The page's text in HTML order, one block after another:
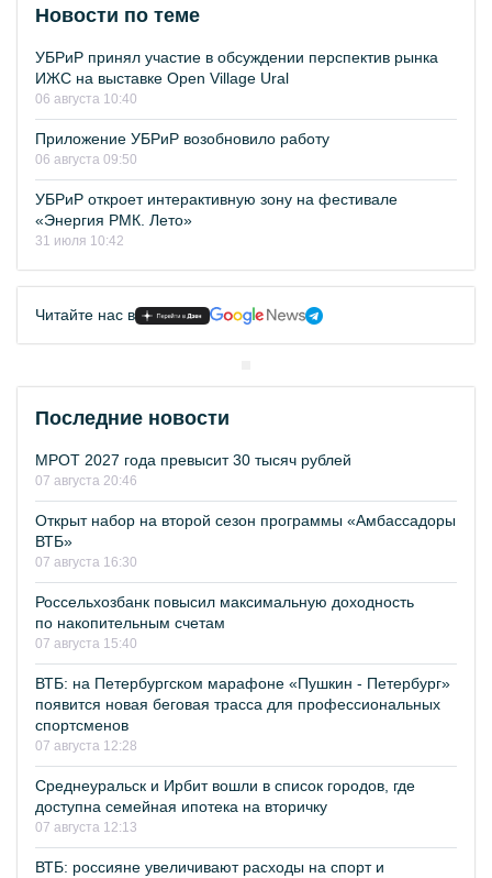
Новости по теме
УБРиР принял участие в обсуждении перспектив рынка
ИЖС на выставке Open Village Ural
06 августа 10:40
Приложение УБРиР возобновило работу
06 августа 09:50
УБРиР откроет интерактивную зону на фестивале
«Энергия РМК. Лето»
31 июля 10:42
Читайте нас в
Последние новости
МРОТ 2027 года превысит 30 тысяч рублей
07 августа 20:46
Открыт набор на второй сезон программы «Амбассадоры
ВТБ»
07 августа 16:30
Россельхозбанк повысил максимальную доходность
по накопительным счетам
07 августа 15:40
ВТБ: на Петербургском марафоне «Пушкин - Петербург»
появится новая беговая трасса для профессиональных
спортсменов
07 августа 12:28
Среднеуральск и Ирбит вошли в список городов, где
доступна семейная ипотека на вторичку
07 августа 12:13
ВТБ: россияне увеличивают расходы на спорт и